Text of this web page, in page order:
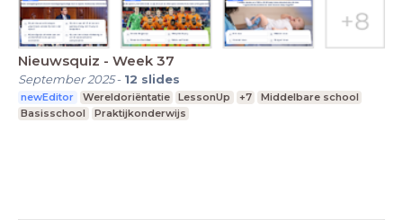
Nieuwsquiz - Week 37
September 2025- 12 slides
newEditor Wereldoriëntatie LessonUp +7
Middelbare school
Basisschool
Praktijkonderwijs